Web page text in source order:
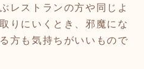
レストランの方や同じよ
りにいくとき、邪魔にな
方も気持ちがいいもので